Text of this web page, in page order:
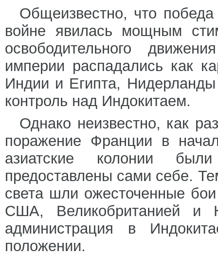
Общеизвестно, что
войне явилась мощным
освободительного
империи распадались как
Индии и Египта,
контроль над Индокитаем.
Однако неизвестно, как
поражение Франции в
азиатские колонии
предоставлены сами себе.
света шли ожесточенные
США, Великобританией и
администрация в
положении.